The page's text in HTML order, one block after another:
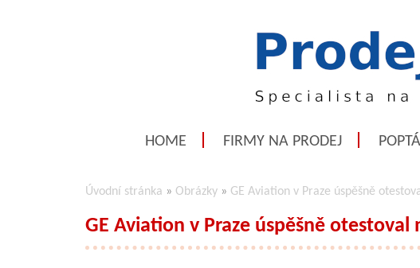
HOME FIRMY NA PRODEJ
Úvodní stránka » Obrázky » GE Aviation v Praze úspěšně
GE Aviation v Praze úspěšně